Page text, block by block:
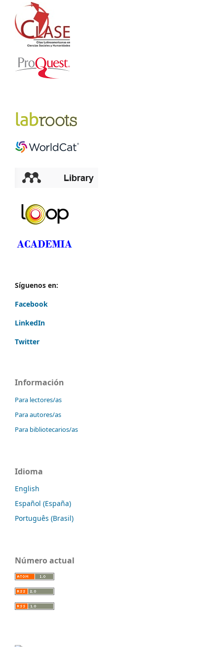
Síguenos en:
Facebook
LinkedIn
Twitter
Información
Para lectores/as
Para autores/as
Para bibliotecarios/as
Idioma
English
Español (España)
Português (Brasil)
Número actual